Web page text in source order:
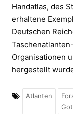
Handatlas, des
erhaltene
Deutschen
Organisationen
hergestellt
Atlanten